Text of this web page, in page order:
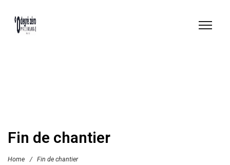
Fin de chantier
Home / Fin de chantier